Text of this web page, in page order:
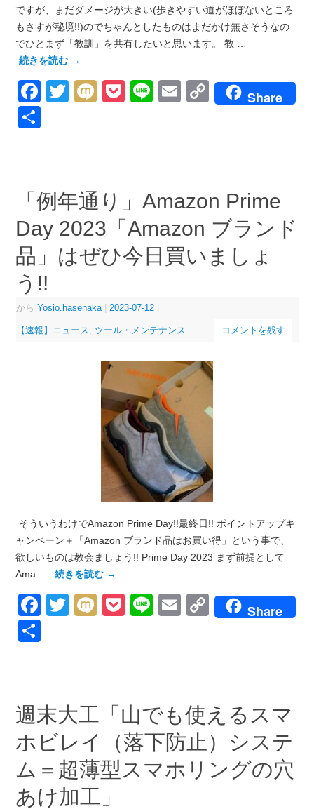
ですが、まだダメージが大きい(歩きやすい道がほぼないところ
もさすが秘境!!)のでちゃんとしたものはまだかけ無さそうなの
でひとまず「教訓」を共有したいと思います。 教 …
続きを読む →
Facebook
Twitter
MixiPocket
LineEmailCopyShare
「例年通り」Amazon Prime
Day 2023「Amazon ブランド
品」はぜひ今日買いましょ
う!!
から Yosio.hasenaka | 2023-07-12 |
【速報】ニュース ツール・メンテナンス コメントを残す
そういうわけでAmazon Prime Day!!最終日!! ポイントアップキ
ャンペーン＋「Amazon ブランド品はお買い得」という事で、
欲しいものは教会ましょう!! Prime Day 2023 まず前提として
Ama …
続きを読む →
Facebook
Twitter
MixiPocket
LineEmailCopyShare
週末大工「山でも使えるスマ
ホビレイ（落下防止）システ
ム＝超薄型スマホリングの穴
あけ加工」